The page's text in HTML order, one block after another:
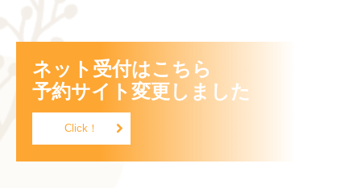
ネット受付はこちら
予約サイト変更しました
Click！